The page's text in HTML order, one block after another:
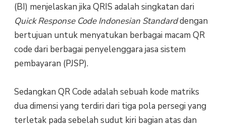
(BI) menjelaskan jika QRIS adalah singkatan dari
Quick Response Code Indonesian Standarddengan
bertujuan untuk menyatukan berbagai macam QR
code dari berbagai penyelenggara jasa sistem
pembayaran (PJSP).
Sedangkan QR Code adalah sebuah kode matriks
dua dimensi yang terdiri dari tiga pola persegi yang
terletak pada sebelah sudut kiri bagian atas dan